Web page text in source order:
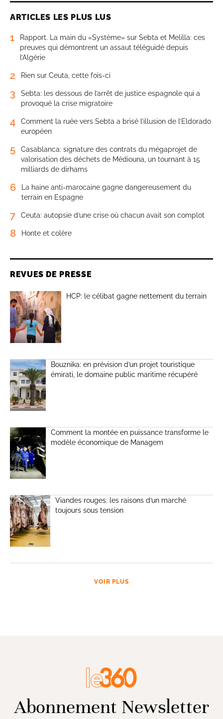
ARTICLES LES PLUS LUS
1
Rapport. La main du «Système» sur Sebta et Melilla: ces
preuves qui démontrent un assaut téléguidé depuis
l’Algérie
2 Rien sur Ceuta, cette fois-ci
3
Sebta: les dessous de l’arrêt de justice espagnole qui a
provoqué la crise migratoire
4
Comment la ruée vers Sebta a brisé l’illusion de l’Eldorado
européen
5
Casablanca: signature des contrats du mégaprojet de
valorisation des déchets de Médiouna, un tournant à 15
milliards de dirhams
6
La haine anti-marocaine gagne dangereusement du
terrain en Espagne
7 Ceuta: autopsie d’une crise où chacun avait son complot
8 Honte et colère
REVUES DE PRESSE
HCP: le célibat gagne nettement du terrain
Bouznika: en prévision d’un projet touristique
émirati, le domaine public maritime récupéré
Comment la montée en puissance transforme le
modèle économique de Managem
Viandes rouges: les raisons d’un marché
toujours sous tension
VOIR PLUS
Abonnement Newsletter